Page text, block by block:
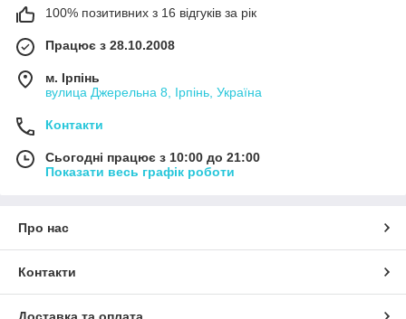
100% позитивних з 16 відгуків за рік
Працює з 28.10.2008
м. Ірпінь
вулица Джерельна 8, Ірпінь, Україна
Контакти
Сьогодні працює з 10:00 до 21:00
Показати весь графік роботи
Про нас
Контакти